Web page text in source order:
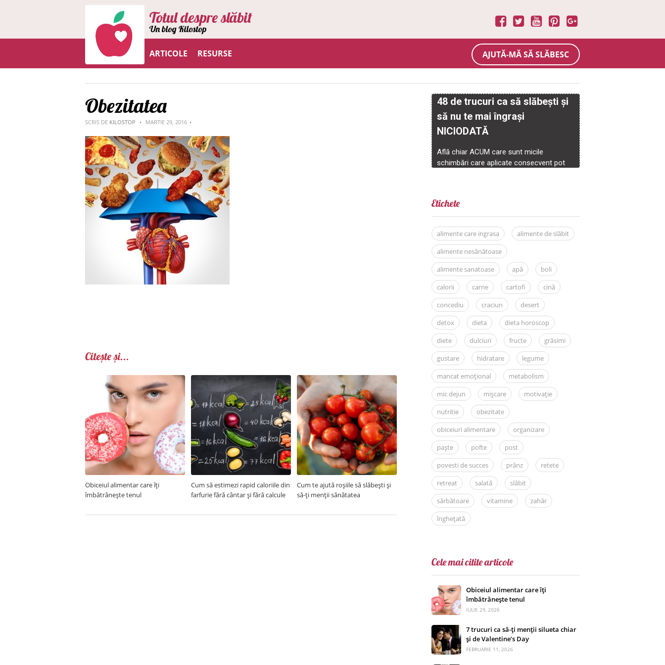
Totul despre slăbit
Un blog Kilostop
ARTICOLE RESURSE AJUTĂ-MĂ SĂ SLĂBESC
Obezitatea
SCRIS DE KILOSTOP MARTIE 29, 2016
Citește și...
Obiceiul alimentar care îți
îmbătrânește tenul
Cum să estimezi rapid caloriile din
farfurie fără cântar și fără calcule
Cum te ajută roșiile să slăbești și
să-ți menții sănătatea
Etichete
alimente care ingrasa
alimente de slăbit
alimente nesănătoase
alimente sanatoase
apă
boli
calorii
carne cartofi
cină
concediu
craciun
desert
detox
dieta
dieta horoscop
diete
dulciuri fructe
grăsimi
gustare
hidratare
legume
mancat emoțional
metabolism
mic dejun
mișcare
motivație
nutritie
obezitate
obiceiuri alimentare
organizare
paște
pofte
post
povesti de succes
prânz
retete
retreat
salată
slăbit
sărbătoare
vitamine
zahăr
înghețată
Cele mai citite articole
Obiceiul alimentar care îți
îmbătrânește tenul
IULIE 29, 2026
7 trucuri ca să-ți menții silueta chiar
și de Valentine’s Day
FEBRUARIE 11, 2026